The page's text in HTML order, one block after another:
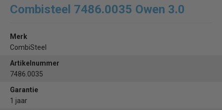
Combisteel 7486.0035 Owen 3.0
Merk
CombiSteel
Artikelnummer
7486.0035
Garantie
1 jaar